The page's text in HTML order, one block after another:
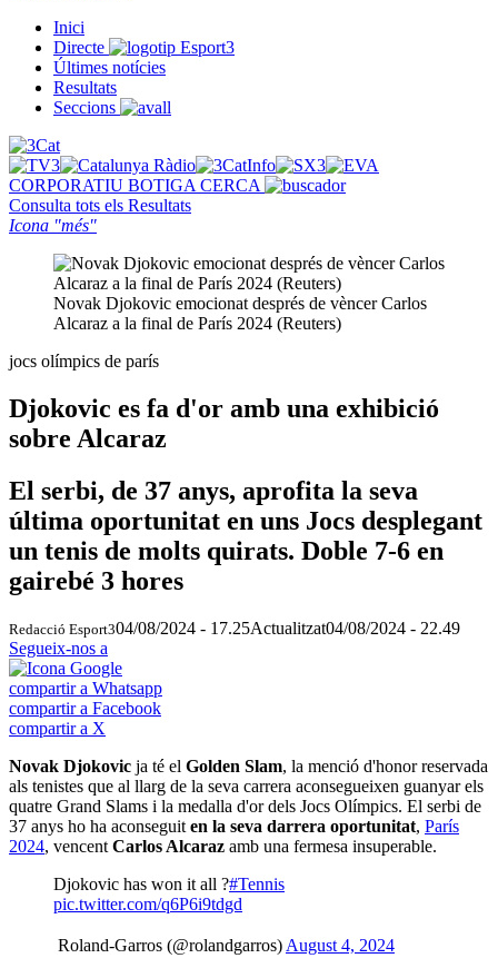
Inici
Directe
Últimes notícies
Resultats
Seccions
CORPORATIU BOTIGA CERCA
Consulta tots els Resultats
Icona "més"
Novak Djokovic emocionat després de vèncer Carlos
Alcaraz a la final de París 2024 (Reuters)
jocs olímpics de parís
Djokovic es fa d'or amb una exhibició
sobre Alcaraz
El serbi, de 37 anys, aprofita la seva
última oportunitat en uns Jocs desplegant
un tenis de molts quirats. Doble 7-6 en
gairebé 3 hores
Redacció Esport304/08/2024 - 17.25Actualitzat04/08/2024 - 22.49
Segueix-nos a
compartir a Whatsapp
compartir a Facebook
compartir a X
Novak Djokovic ja té el Golden Slam, la menció d'honor reservada
als tenistes que al llarg de la seva carrera aconsegueixen guanyar els
quatre Grand Slams i la medalla d'or dels Jocs Olímpics. El serbi de
37 anys ho ha aconseguit en la seva darrera oportunitat, París
2024, vencent Carlos Alcaraz amb una fermesa insuperable.
Djokovic has won it all ?#Tennis
pic.twitter.com/q6P6i9tdgd
 Roland-Garros (@rolandgarros) August 4, 2024